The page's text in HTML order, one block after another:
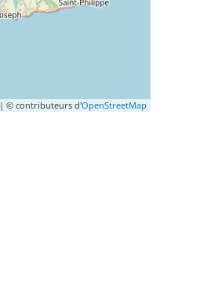
| © contributeurs d'OpenStreetMap